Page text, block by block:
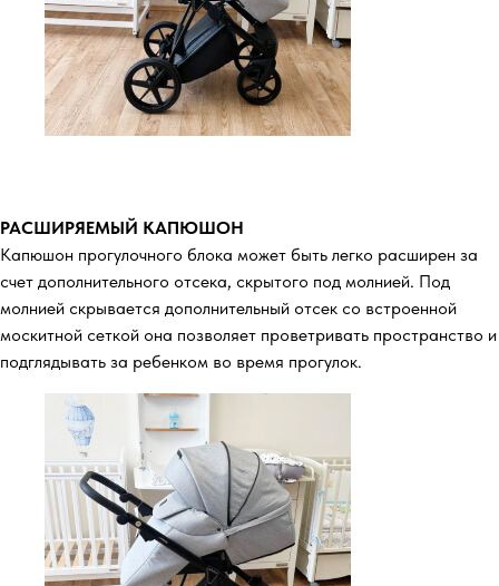
РАСШИРЯЕМЫЙ КАПЮШОН
Капюшон прогулочного блока может быть легко расширен за
счет дополнительного отсека, скрытого под молнией. Под
молнией скрывается дополнительный отсек со встроенной
москитной сеткой она позволяет проветривать пространство и
подглядывать за ребенком во время прогулок.